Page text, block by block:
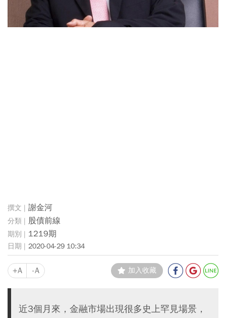
謝金河
股債前線
1219期
2020-04-29 10:34
+A -A 加入收藏
近3個月來，金融市場出現很多史上罕見場景，